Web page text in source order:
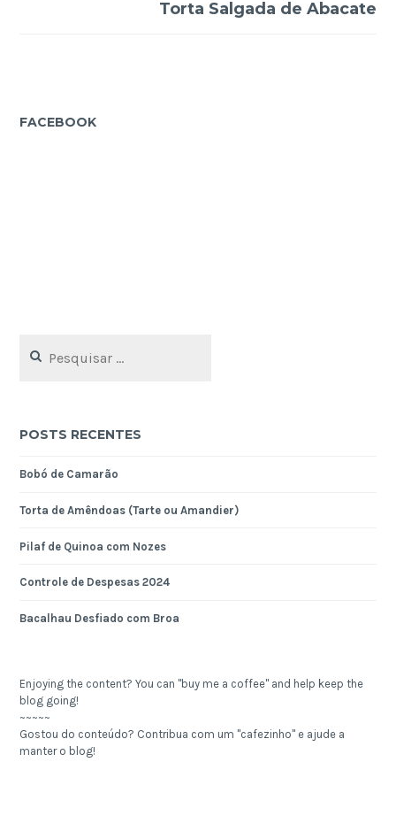
Torta Salgada de Abacate
FACEBOOK
por:
POSTS RECENTES
Bobó de Camarão
Torta de Amêndoas (Tarte ou Amandier)
Pilaf de Quinoa com Nozes
Controle de Despesas 2024
Bacalhau Desfiado com Broa
Enjoying the content? You can "buy me a coffee" and help keep the
blog going!
~~~~~
Gostou do conteúdo? Contribua com um "cafezinho" e ajude a
manter o blog!